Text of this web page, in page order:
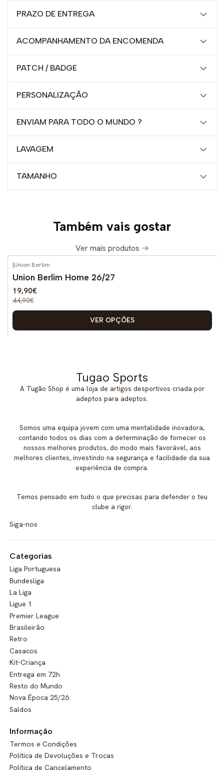
PRAZO DE ENTREGA
ACOMPANHAMENTO DA ENCOMENDA
PATCH / BADGE
PERSONALIZAÇÃO
ENVIAM PARA TODO O MUNDO ?
LAVAGEM
TAMANHO
Também vais gostar
Ver mais produtos
-56%DESCONTO
|Union Berlim
Union Berlim Home 26/27
19,90€
44,90€
VER OPÇÕES
Tugao Sports
A Tugão Shop é uma loja de artigos desportivos criada por
adeptos para adeptos.
Somos uma equipa jovem com uma mentalidade inovadora,
contando todos os dias com a determinação de fornecer os
nossos melhores produtos, do modo mais favorável, aos
melhores clientes, investindo na segurança e facilidade da sua
experiência de compra.
Temos pensado em tudo o que precisas para defender o teu
clube a rigor.
Siga-nos
Categorias
Liga Portuguesa
Bundesliga
La Liga
Ligue 1
Premier League
Brasileirão
Retro
Casacos
Kit-Criança
Entrega em 72h
Resto do Mundo
Nova Época 25/26
Saldos
Informação
Termos e Condições
Política de Devoluções e Trocas
Política de Cancelamento